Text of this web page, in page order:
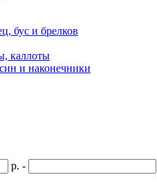
бус и брелков
каллоты
и наконечники
р. -